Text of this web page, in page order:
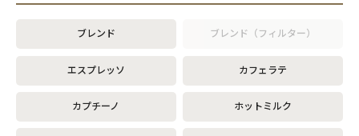
ブレンド ブレンド（フィルター）
エスプレッソ カフェラテ
カプチーノ ホットミルク